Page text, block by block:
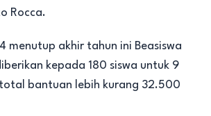
Rocca.
menutup akhir tahun ini Beasiswa
kepada 180 siswa untuk 9
bantuan lebih kurang 32.500